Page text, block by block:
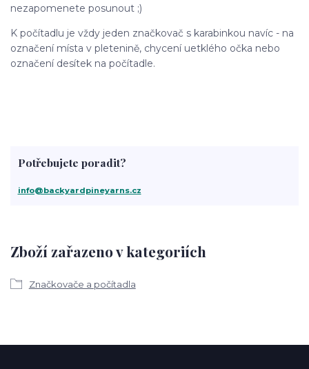
nezapomenete posunout ;)
K počítadlu je vždy jeden značkovač s karabinkou navíc - na
označení místa v pletenině, chycení uetklého očka nebo
označení desítek na počítadle.
Zboží zařazeno v kategoriích
Značkovače a počítadla
Potřebujete poradit?
info@backyardpineyarns.cz